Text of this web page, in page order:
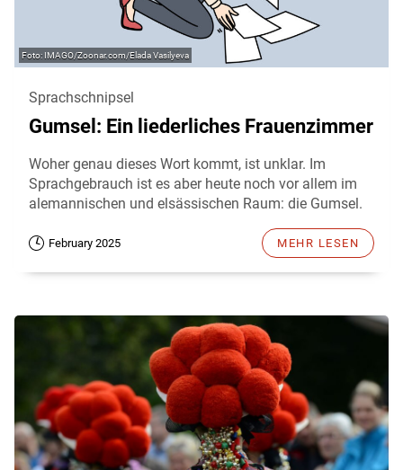
IMAGO/Zoonar.com/Elada Vasilyeva
Sprachschnipsel
Gumsel: Ein liederliches Frauenzimmer
Woher genau dieses Wort kommt, ist unklar. Im
Sprachgebrauch ist es aber heute noch vor allem im
alemannischen und elsässischen Raum: die Gumsel.
February 2025 MEHR LESEN